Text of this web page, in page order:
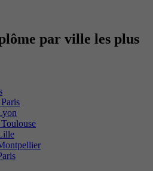
par ville les plus